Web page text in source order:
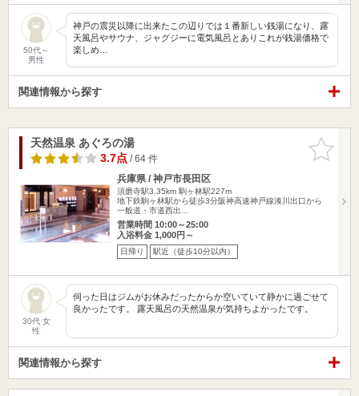
50代～
男性
神戸の震災以降に出来たこの辺りでは１番新しい銭湯になり、露
天風呂やサウナ、ジャグジーに電気風呂とありこれが銭湯価格で
楽しめ…
関連情報から探す
お気に入
りに追加
天然温泉 あぐろの湯
3.7点/ 64 件
兵庫県 / 神戸市長田区
須磨寺駅3.35km 駒ヶ林駅227m
地下鉄駒ヶ林駅から徒歩3分阪神高速神戸線湊川出口から
一般道・市道西出…
営業時間 10:00～25:00
入浴料金 1,000円～
日帰り 駅近（徒歩10分以内）
30代 女
性
伺った日はジムがお休みだったからか空いていて静かに過ごせて
良かったです。 露天風呂の天然温泉が気持ちよかったです。
関連情報から探す